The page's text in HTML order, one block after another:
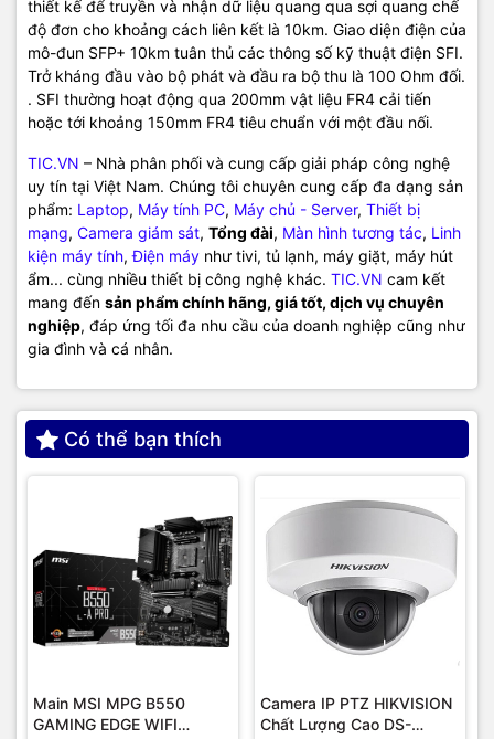
thiết kế để truyền và nhận dữ liệu quang qua sợi quang chế
độ đơn cho khoảng cách liên kết là 10km. Giao diện điện của
mô-đun SFP+ 10km tuân thủ các thông số kỹ thuật điện SFI.
Trở kháng đầu vào bộ phát và đầu ra bộ thu là 100 Ohm đối.
. SFI thường hoạt động qua 200mm vật liệu FR4 cải tiến
hoặc tới khoảng 150mm FR4 tiêu chuẩn với một đầu nối.
TIC.VN – Nhà phân phối và cung cấp giải pháp công nghệ
uy tín tại Việt Nam. Chúng tôi chuyên cung cấp đa dạng sản
phẩm: Laptop, Máy tính PC, Máy chủ - Server, Thiết bị
mạng, Camera giám sát, Tổng đài, Màn hình tương tác, Linh
kiện máy tính,Điện máy như tivi, tủ lạnh, máy giặt, máy hút
ẩm... cùng nhiều thiết bị công nghệ khác. TIC.VN cam kết
mang đến sản phẩm chính hãng, giá tốt, dịch vụ chuyên
nghiệp, đáp ứng tối đa nhu cầu của doanh nghiệp cũng như
gia đình và cá nhân.
Có thể bạn thích
Main MSI MPG B550
GAMING EDGE WIFI
Camera IP PTZ HIKVISION
Chất Lượng Cao DS-